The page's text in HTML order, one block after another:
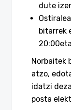
dute
bitarrek
Norbaitek
atzo,
idatzi
posta